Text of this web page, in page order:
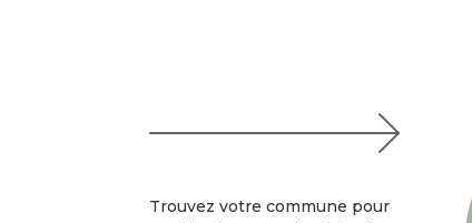
Trouvez votre commune pour